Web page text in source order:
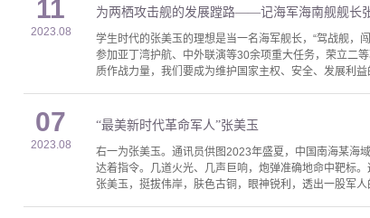
11
2023.08
为两栖攻击舰的发展蹚路——记海军海南舰舰长
学生时代的张美玉的理想是当一名海军舰长，“驾战舰，
参加亚丁湾护航、中外联演等30余项重大任务，荣立二
质作战力量，我们要成为维护国家主权、安全、发展利益
07
2023.08
“最美新时代革命军人”张美玉
右一为张美玉。通讯员供图2023年盛夏，中国南海某海
达着指令。几道火光、几声巨响，炮弹准确地命中靶标
张美玉，挺拔伟岸，肤色古铜，眼神锐利，透出一股军